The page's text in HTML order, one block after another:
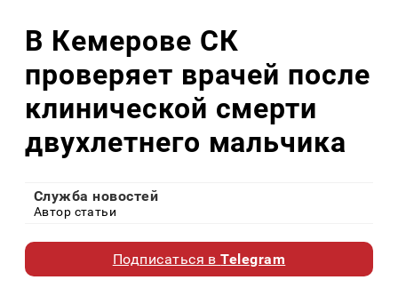
В Кемерове СК
проверяет врачей после
клинической смерти
двухлетнего мальчика
Служба новостей
Автор статьи
Подписаться вTelegram